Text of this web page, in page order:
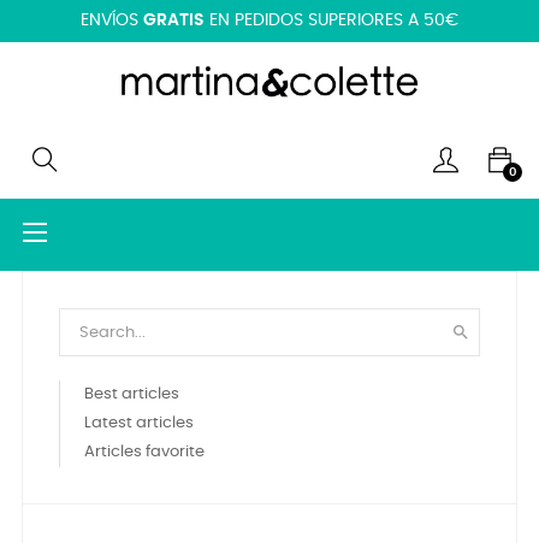
ENVÍOS GRATIS EN PEDIDOS SUPERIORES A 50€
0
Navegación
☰

Best articles
Latest articles
Articles favorite